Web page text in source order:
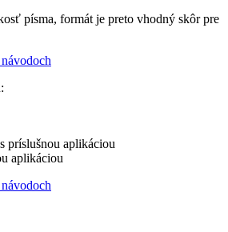
písma, formát je preto vhodný skôr pre
príslušnou aplikáciou
aplikáciou